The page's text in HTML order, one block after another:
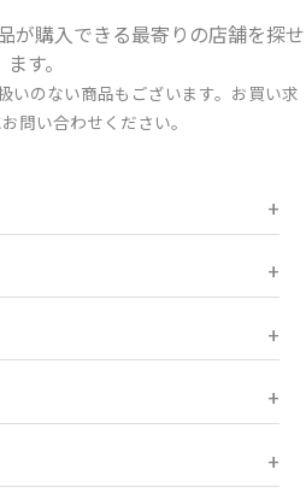
が購入できる最寄りの店舗を探せ
ます。
いのない商品もございます。お買い求
問い合わせください。